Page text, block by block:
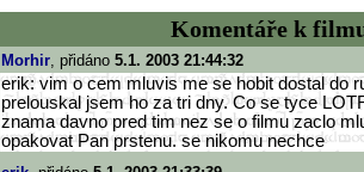
Komentáře k
Morhir, přidáno 5.1. 2003 21:44:32
erik: vim o cem mluvis me se hobit dostal do
prelouskal jsem ho za tri dny. Co se tyce
znama davno pred tim nez se o filmu zaclo
opakovat Pan prstenu. se nikomu nechce